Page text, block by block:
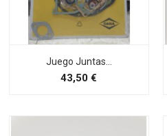
Juego Juntas...
43,50 €